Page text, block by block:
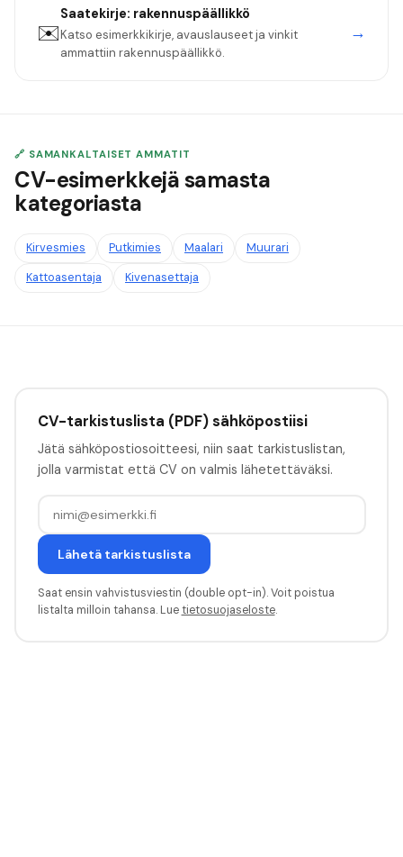
✉️
Saatekirje: rakennuspäällikkö
Katso esimerkkikirje, avauslauseet ja vinkit
ammattiin rakennuspäällikkö.
→
🔗 SAMANKALTAISET AMMATIT
CV-esimerkkejä samasta
kategoriasta
Kirvesmies Putkimies Maalari
Muurari
Kattoasentaja
Kivenasettaja
CV-tarkistuslista (PDF) sähköpostiisi
Jätä sähköpostiosoitteesi, niin saat tarkistuslistan,
jolla varmistat että CV on valmis lähetettäväksi.
Lähetä tarkistuslista
Saat ensin vahvistusviestin (double opt-in). Voit poistua
listalta milloin tahansa. Luetietosuojaseloste.